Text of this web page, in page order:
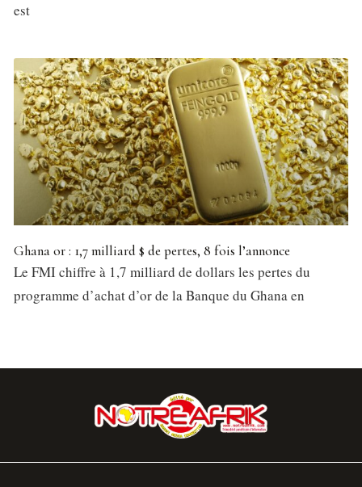
est
Ghana or : 1,7 milliard $ de pertes, 8 fois l’annonce
Le FMI chiffre à 1,7 milliard de dollars les pertes du
programme d’achat d’or de la Banque du Ghana en